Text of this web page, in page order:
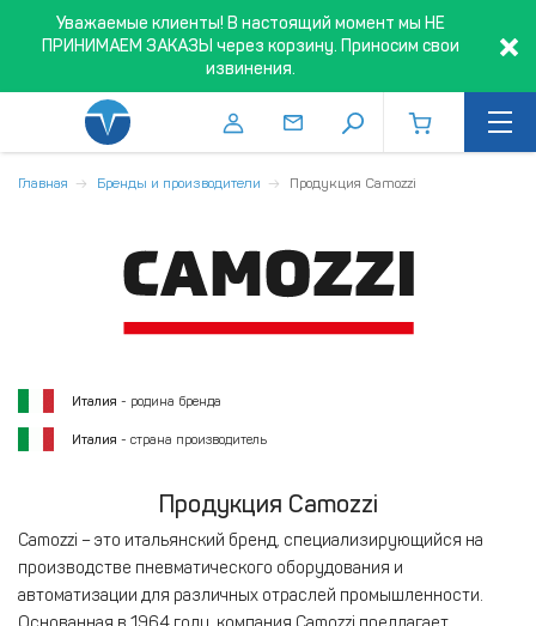
Уважаемые клиенты! В настоящий момент мы НЕ
ПРИНИМАЕМ ЗАКАЗЫ через корзину. Приносим свои
извинения.
Главная Бренды и производители Продукция Camozzi
Италия - родина бренда
Италия - страна производитель
Продукция Camozzi
Camozzi – это итальянский бренд, специализирующийся на
производстве пневматического оборудования и
автоматизации для различных отраслей промышленности.